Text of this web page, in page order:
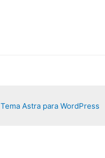
Tema Astra para WordPress